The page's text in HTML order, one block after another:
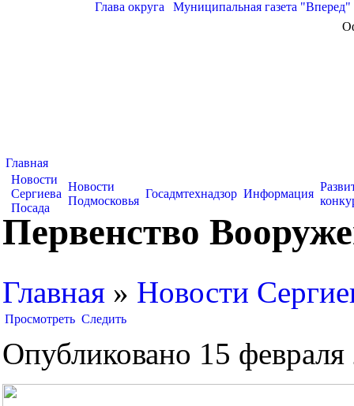
Глава округа Муниципальная газета "Вперед"
Главная
Новости
Сергиева
Посада
Новости
Подмосковья
Госадмтехнадзор Информация
Первенство
Главная » Новости
Просмотреть Следить
Опубликовано 15 февраля